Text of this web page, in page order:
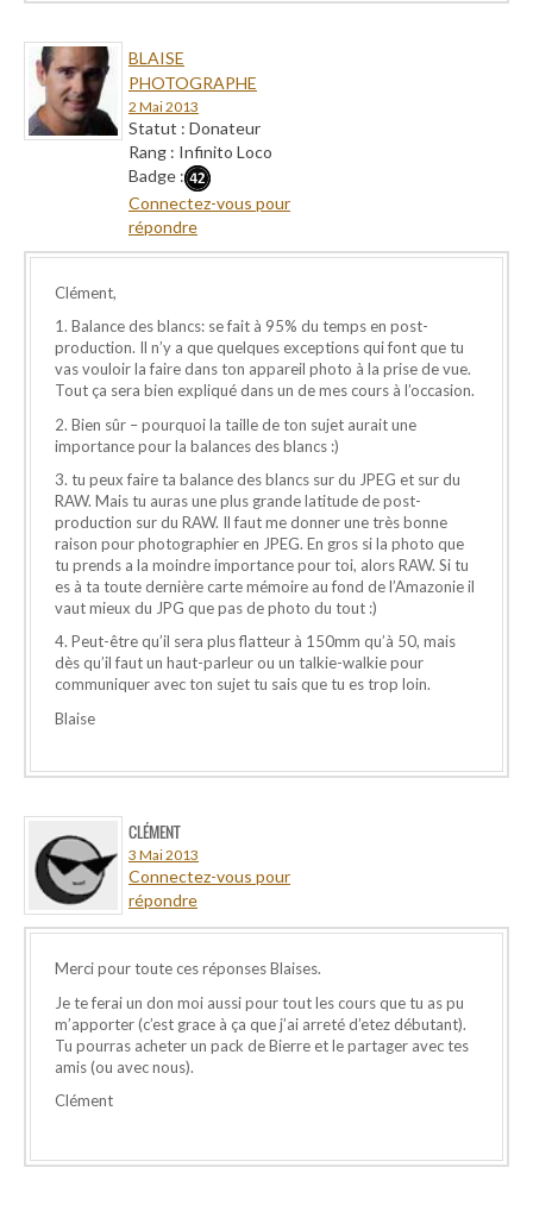
BLAISE
PHOTOGRAPHE
2 Mai 2013
Statut : Donateur
Rang : Infinito Loco
Badge :
Connectez-vous pour
répondre
Clément,
1. Balance des blancs: se fait à 95% du temps en post-
production. Il n’y a que quelques exceptions qui font que tu
vas vouloir la faire dans ton appareil photo à la prise de vue.
Tout ça sera bien expliqué dans un de mes cours à l’occasion.
2. Bien sûr – pourquoi la taille de ton sujet aurait une
importance pour la balances des blancs :)
3. tu peux faire ta balance des blancs sur du JPEG et sur du
RAW. Mais tu auras une plus grande latitude de post-
production sur du RAW. Il faut me donner une très bonne
raison pour photographier en JPEG. En gros si la photo que
tu prends a la moindre importance pour toi, alors RAW. Si tu
es à ta toute dernière carte mémoire au fond de l’Amazonie il
vaut mieux du JPG que pas de photo du tout :)
4. Peut-être qu’il sera plus flatteur à 150mm qu’à 50, mais
dès qu’il faut un haut-parleur ou un talkie-walkie pour
communiquer avec ton sujet tu sais que tu es trop loin.
Blaise
CLÉMENT
3 Mai 2013
Connectez-vous pour
répondre
Merci pour toute ces réponses Blaises.
Je te ferai un don moi aussi pour tout les cours que tu as pu
m’apporter (c’est grace à ça que j’ai arreté d’etez débutant).
Tu pourras acheter un pack de Bierre et le partager avec tes
amis (ou avec nous).
Clément